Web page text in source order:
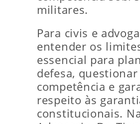
militares.
Para civis e
entender os
essencial para
defesa, questionar
competência e
respeito às
constitucionais.